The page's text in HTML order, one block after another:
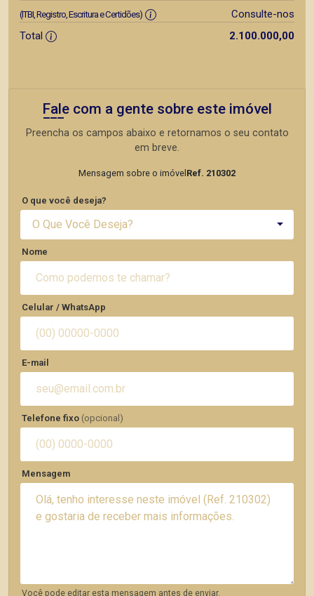
(ITBI, Registro, Escritura e Certidões)
Consulte-nos
Total
2.100.000,00
Fale com a gente sobre este imóvel
Preencha os campos abaixo e retornamos o seu contato
em breve.
Mensagem sobre o imóvel Ref. 210302
O que você deseja?
O Que Você Deseja?
Nome
Celular / WhatsApp
E-mail
Telefone fixo (opcional)
Mensagem
Você pode editar esta mensagem antes de enviar.